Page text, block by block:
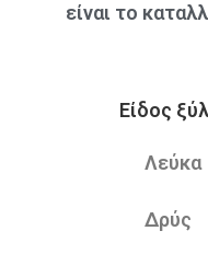
είναι το
Είδος